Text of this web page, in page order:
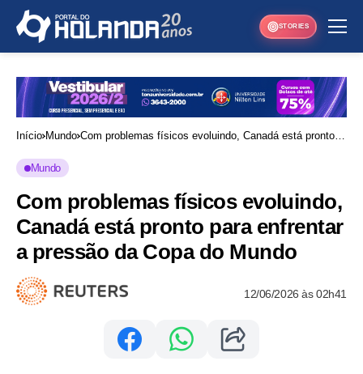
STORIES
Início Mundo Com problemas físicos evoluindo, Canadá está pronto
Mundo
Com problemas físicos evoluindo,
Canadá está pronto para enfrentar
a pressão da Copa do Mundo
12/06/2026 às 02h41